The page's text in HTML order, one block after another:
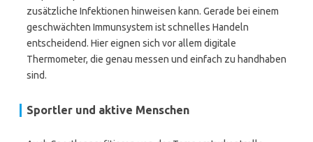
zusätzliche Infektionen hinweisen kann. Gerade bei einem
geschwächten Immunsystem ist schnelles Handeln
entscheidend. Hier eignen sich vor allem digitale
Thermometer, die genau messen und einfach zu handhaben
sind.
Sportler und aktive Menschen